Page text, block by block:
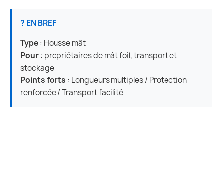
? EN BREF
Type: Housse mât
Pour: propriétaires de mât foil, transport et
stockage
Points forts : Longueurs multiples / Protection
renforcée / Transport facilité